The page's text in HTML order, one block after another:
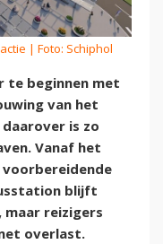
| Foto: Schiphol
te beginnen met
van het
is zo
Vanaf het
blijft
reizigers
overlast.